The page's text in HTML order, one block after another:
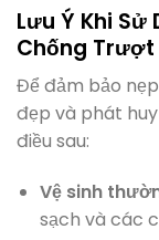
Lưu Ý Khi
Chống Trượt
Để đảm bảo
đẹp và phát
điều sau:
Vệ sinh
sạch và các